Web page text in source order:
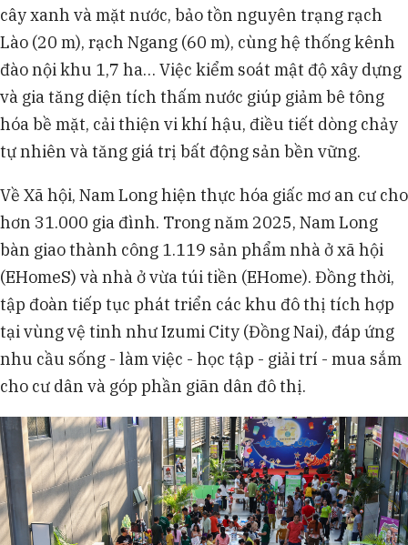
cây xanh và mặt nước, bảo tồn nguyên trạng rạch
Lào (20 m), rạch Ngang (60 m), cùng hệ thống kênh
đào nội khu 1,7 ha… Việc kiểm soát mật độ xây dựng
và gia tăng diện tích thấm nước giúp giảm bê tông
hóa bề mặt, cải thiện vi khí hậu, điều tiết dòng chảy
tự nhiên và tăng giá trị bất động sản bền vững.
Về Xã hội, Nam Long hiện thực hóa giấc mơ an cư cho
hơn 31.000 gia đình. Trong năm 2025, Nam Long
bàn giao thành công 1.119 sản phẩm nhà ở xã hội
(EHomeS) và nhà ở vừa túi tiền (EHome). Đồng thời,
tập đoàn tiếp tục phát triển các khu đô thị tích hợp
tại vùng vệ tinh như Izumi City (Đồng Nai), đáp ứng
nhu cầu sống - làm việc - học tập - giải trí - mua sắm
cho cư dân và góp phần giãn dân đô thị.